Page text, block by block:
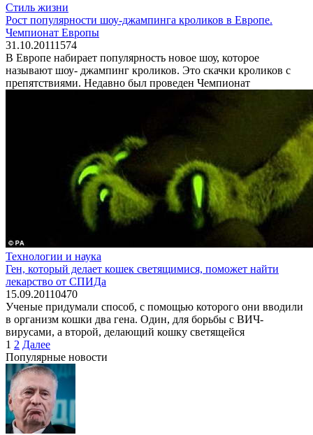
Стиль жизни
Рост популярности шоу-джампинга кроликов в Европе.
Чемпионат Европы
31.10.20111 574
В Европе набирает популярность новое шоу, которое
называют шоу- джампинг кроликов. Это скачки кроликов с
препятствиями. Недавно был проведен Чемпионат
Технологии и наука
Ген, который делает кошек светящимися, поможет найти
лекарство от СПИДа
15.09.20110470
Ученые придумали способ, с помощью которого они вводили
в организм кошки два гена. Один, для борьбы с ВИЧ-
вирусами, а второй, делающий кошку светящейся
Пагинация
записей
1 2 Далее
Популярные новости